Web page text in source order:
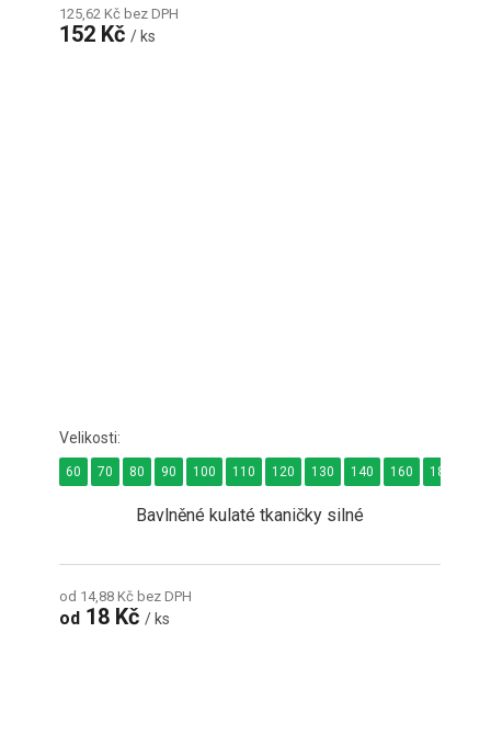
125,62 Kč bez DPH
152 Kč/ ks
Bavlněné kulaté tkaničky silné
od 14,88 Kč bez DPH
od 18 Kč/ ks
60 70 80 90 100 110 120 130 140 160 180